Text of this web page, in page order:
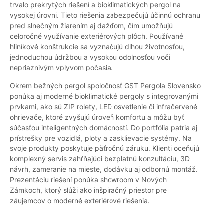
trvalo prekrytých riešení a bioklimatických pergol na
vysokej úrovni. Tieto riešenia zabezpečujú účinnú ochranu
pred slnečným žiarením aj dažďom, čím umožňujú
celoročné využívanie exteriérových plôch. Používané
hliníkové konštrukcie sa vyznačujú dlhou životnosťou,
jednoduchou údržbou a vysokou odolnosťou voči
nepriaznivým vplyvom počasia.
Okrem bežných pergol spoločnosť GST Pergola Slovensko
ponúka aj moderné bioklimatické pergoly s integrovanými
prvkami, ako sú ZIP rolety, LED osvetlenie či infračervené
ohrievače, ktoré zvyšujú úroveň komfortu a môžu byť
súčasťou inteligentných domácností. Do portfólia patria aj
prístrešky pre vozidlá, ploty a zasklievacie systémy. Na
svoje produkty poskytuje päťročnú záruku. Klienti oceňujú
komplexný servis zahŕňajúci bezplatnú konzultáciu, 3D
návrh, zameranie na mieste, dodávku aj odbornú montáž.
Prezentáciu riešení ponúka showroom v Nových
Zámkoch, ktorý slúži ako inšpiračný priestor pre
záujemcov o moderné exteriérové riešenia.